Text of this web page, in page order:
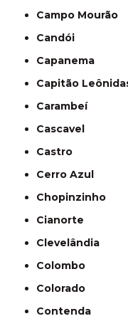
Campo Mourão
Candói
Capanema
Capitão
Carambeí
Cascavel
Castro
Cerro Azul
Chopinzinho
Cianorte
Clevelândia
Colombo
Colorado
Contenda